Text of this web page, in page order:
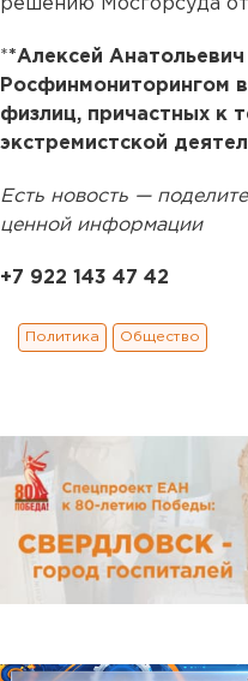
решению Мосгорсуда от
**Алексей
Росфинмониторингом
физлиц, причастных к
экстремистской
Есть новость —
ценной информации
+7 922 143 47 42
Политика Общество